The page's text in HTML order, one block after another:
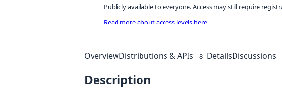
Publicly available to everyone. Access may still require
Read more about access levels here
OverviewDistributions & APIs 8 DetailsDiscussions
Description